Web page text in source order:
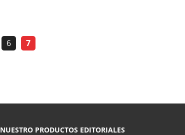
6 7
NUESTRO PRODUCTOS EDITORIALES